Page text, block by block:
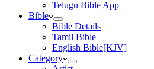
Telugu Bible App
Bible
Bible Details
Tamil Bible
English Bible[KJV]
Category